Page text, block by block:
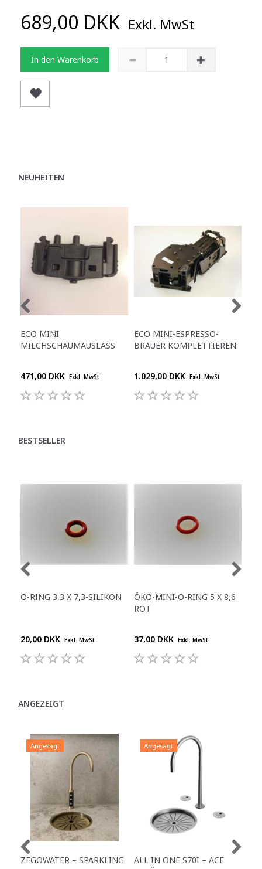
689,00 DKK Exkl. MwSt
In den Warenkorb
NEUHEITEN
ECO MINI
MILCHSCHAUMAUSLASS
471,00 DKK Exkl. MwSt
ECO MINI-ESPRESSO-
BRAUER KOMPLETTIEREN
1.029,00 DKK Exkl. MwSt
BESTSELLER
O-RING 3,3 X 7,3-SILIKON
20,00 DKK Exkl. MwSt
ÖKO-MINI-O-RING 5 X 8,6
ROT
37,00 DKK Exkl. MwSt
ANGEZEIGT
Angesagt
ZEGOWATER – SPARKLING
Angesagt
ALL IN ONE S70I – ACE